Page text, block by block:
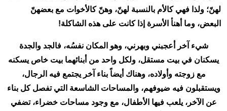
لهنّ؛ ولذا فهي كالأم بالنسبة لهنّ، وهنّ كالأخوات مع بعضهنّ
البعض، وما أهنأ الأسرة إذا كانت على هذه الشاكلة!
شيء آخر أعجبني وبهرني، وهو المكان نفسُه، فالجد والجدة
يسكنان في بيت مستقل، ولكل واحد من أبنائهما بيت خاص يسكنه
مع زوجته وأولاده، وهناك أيضاً بناء آخر يجتمع فيه الرجال،
ويستقبلون فيه ضيوفهم، والمساحات الشاسعة التي تفصل كل بناء
عن الآخر، يلعب فيها الأطفال، مع وجود مساحات خضراء، تضفي